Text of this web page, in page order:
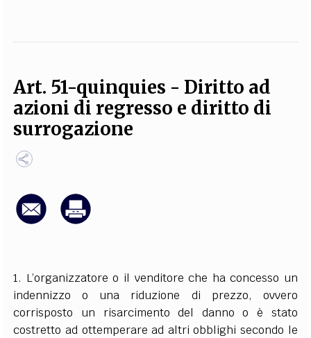
TEAM
FOTOGRAFI PARTNER COLLABORA CON NOI
Art. 51-quinquies - Diritto ad
azioni di regresso e diritto di
surrogazione
1. L’organizzatore o il venditore che ha concesso un
indennizzo o una riduzione di prezzo, ovvero
corrisposto un risarcimento del danno o è stato
costretto ad ottemperare ad altri obblighi secondo le